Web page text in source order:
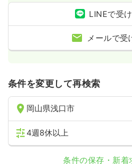
LINEで受
メールで受
条件を変更して再検索
岡山県浅口市
4週8休以上
条件の保存・新着